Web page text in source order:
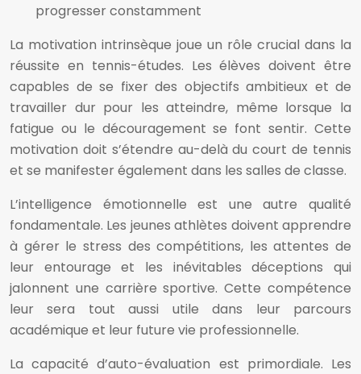
progresser constamment
La motivation intrinsèque joue un rôle crucial dans la
réussite en tennis-études. Les élèves doivent être
capables de se fixer des objectifs ambitieux et de
travailler dur pour les atteindre, même lorsque la
fatigue ou le découragement se font sentir. Cette
motivation doit s’étendre au-delà du court de tennis
et se manifester également dans les salles de classe.
L’intelligence émotionnelle est une autre qualité
fondamentale. Les jeunes athlètes doivent apprendre
à gérer le stress des compétitions, les attentes de
leur entourage et les inévitables déceptions qui
jalonnent une carrière sportive. Cette compétence
leur sera tout aussi utile dans leur parcours
académique et leur future vie professionnelle.
La capacité d’auto-évaluation est primordiale. Les